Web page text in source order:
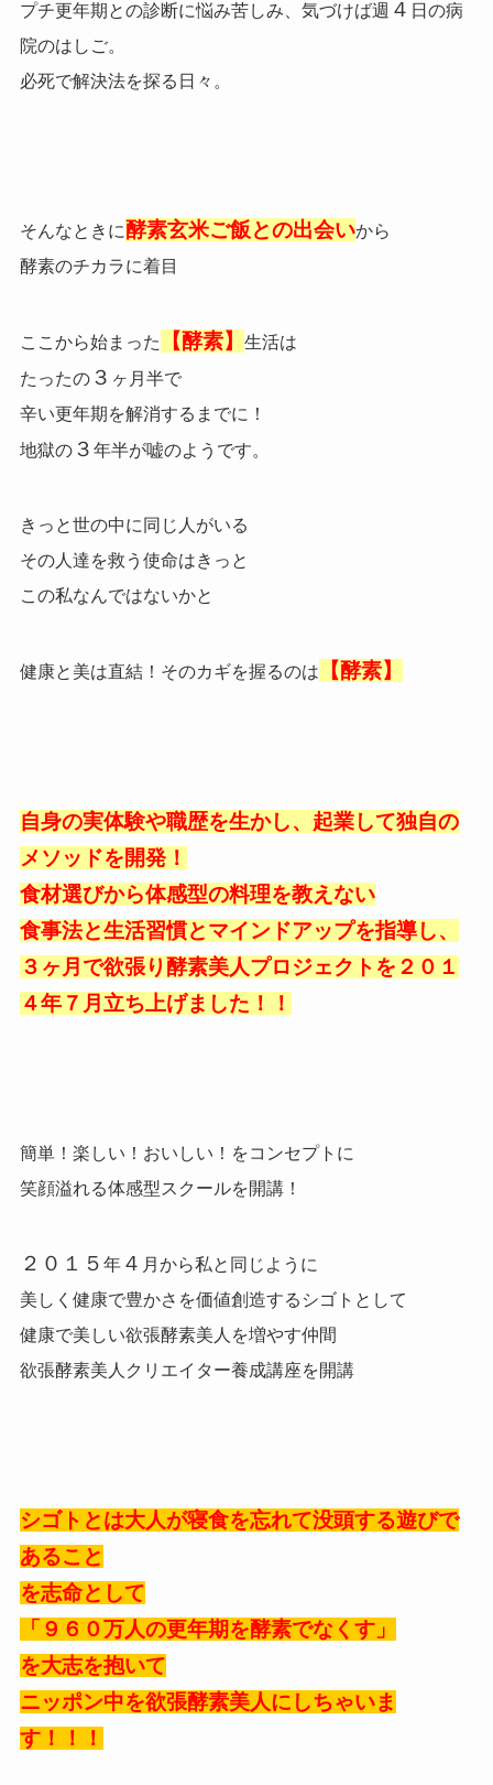
プチ更年期との診断に悩み苦しみ、気づけば週 ４ 日の病
院のはしご。
必死で解決法を探る日々。
そんなときに酵素玄米ご飯との出会いから
酵素のチカラに着目
ここから始まった 【酵素】
生活は
たったの３ ヶ月半で
辛い更年期を解消するまでに！
地獄の３ 年半が嘘のようです。
きっと世の中に同じ人がいる
その人達を救う使命はきっと
この私なんではないかと
健康と美は直結！そのカギを握るのは 【酵素】
自身の実体験や職歴を生かし、起業して独自の
メソッドを開発！
食材選びから体感型の料理を教えない
食事法と生活習慣とマインドアップを指導し、
３ヶ月で欲張り酵素美人プロジェクトを２０１
４年７月立ち上げました！！
簡単！楽しい！おいしい！をコンセプトに
笑顔溢れる体感型スクールを開講！
２０１５ 年４ 月から私と同じように
美しく健康で豊かさを価値創造するシゴトとして
健康で美しい欲張酵素美人を増やす仲間
欲張酵素美人クリエイター養成講座を開講
シゴトとは大人が寝食を忘れて没頭する遊びで
あること
を志命として
「９６０万人の更年期を酵素でなくす」
を大志を抱いて
ニッポン中を欲張酵素美人にしちゃいま
す！！！